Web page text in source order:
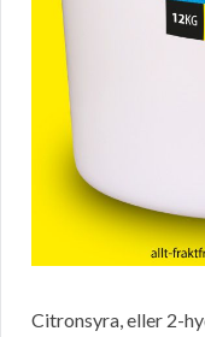
Citronsyra, eller 2-